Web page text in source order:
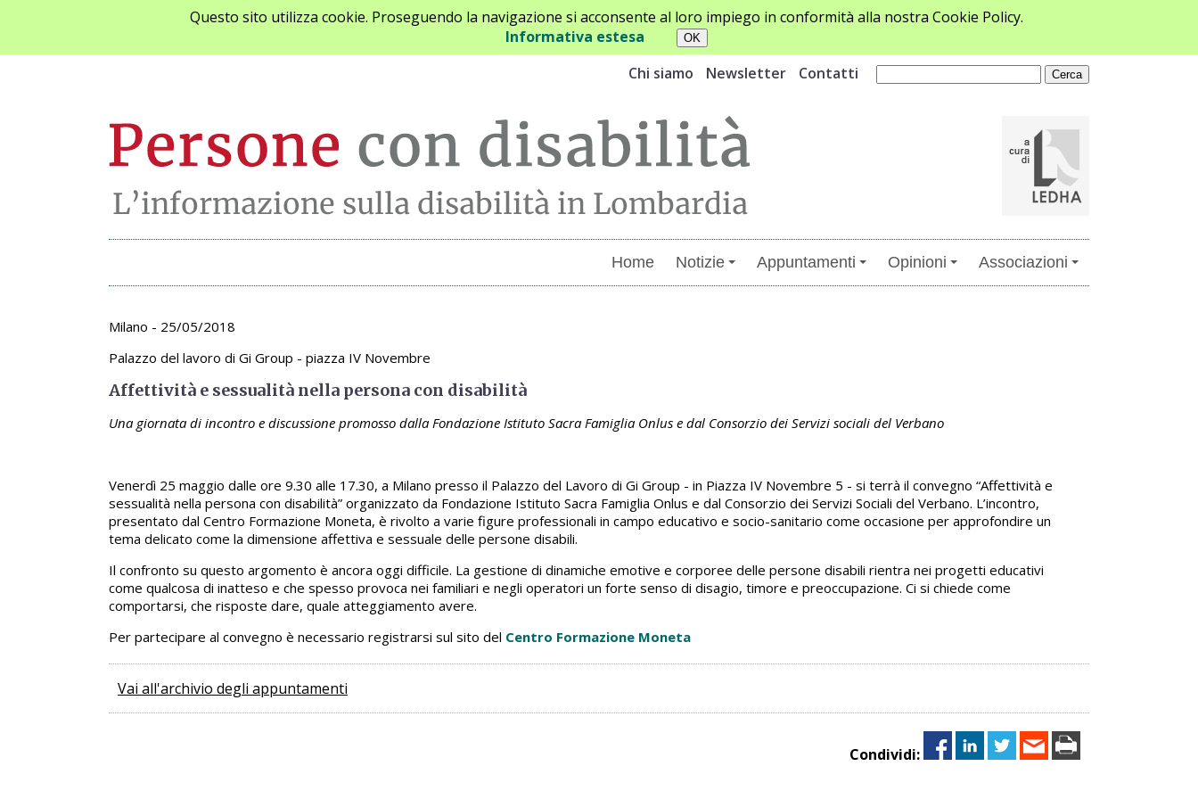
Questo sito utilizza cookie. Proseguendo la navigazione si acconsente al loro impiego in conformità alla nostra Cookie Policy.
Informativa estesa
Chi siamo
Newsletter Contatti
Home Notizie Appuntamenti Opinioni Associazioni
Archivio appuntamenti
Milano - 25/05/2018
Palazzo del lavoro di Gi Group - piazza IV Novembre
Affettività e sessualità nella persona con disabilità
Una giornata di incontro e discussione promosso dalla Fondazione Istituto Sacra Famiglia Onlus e dal Consorzio dei Servizi sociali del Verbano
Venerdì 25 maggio dalle ore 9.30 alle 17.30, a Milano presso il Palazzo del Lavoro di Gi Group - in Piazza IV Novembre 5 - si terrà il convegno “Affettività e
sessualità nella persona con disabilità” organizzato da Fondazione Istituto Sacra Famiglia Onlus e dal Consorzio dei Servizi Sociali del Verbano. L’incontro,
presentato dal Centro Formazione Moneta, è rivolto a varie figure professionali in campo educativo e socio-sanitario come occasione per approfondire un
tema delicato come la dimensione affettiva e sessuale delle persone disabili.
Il confronto su questo argomento è ancora oggi difficile. La gestione di dinamiche emotive e corporee delle persone disabili rientra nei progetti educativi
come qualcosa di inatteso e che spesso provoca nei familiari e negli operatori un forte senso di disagio, timore e preoccupazione. Ci si chiede come
comportarsi, che risposte dare, quale atteggiamento avere.
Per partecipare al convegno è necessario registrarsi sul sito del Centro Formazione Moneta
Vai all'archivio degli appuntamenti
Condividi: